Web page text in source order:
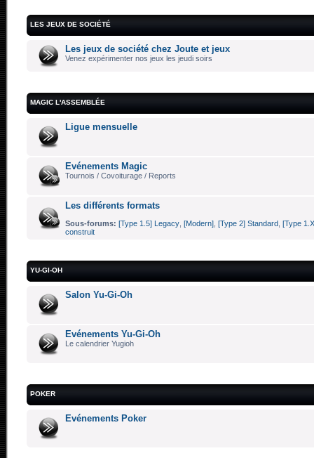
LES JEUX DE SOCIÉTÉ
Les jeux de société chez Joute et jeux
Venez expérimenter nos jeux les jeudi soirs
MAGIC L'ASSEMBLÉE
Ligue mensuelle
Evénements Magic
Tournois / Covoiturage / Reports
Les différents formats
Sous-forums: [Type 1.5] Legacy [Modern] [Type 2] Standard [Type
construit
YU-GI-OH
Salon Yu-Gi-Oh
Evénements Yu-Gi-Oh
Le calendrier Yugioh
POKER
Evénements Poker